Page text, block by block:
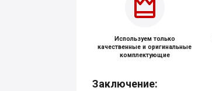
Используем только
качественные и оригинальные
комплектующие
Заключение: